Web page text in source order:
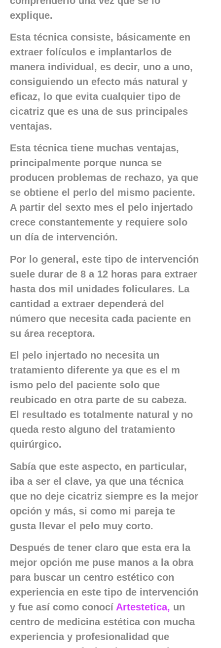
explique.
Esta técnica consiste, básicamente en
extraer folículos e implantarlos de
manera individual, es decir, uno a uno,
consiguiendo un efecto más natural y
eficaz, lo que evita cualquier tipo de
cicatriz que es una de sus principales
ventajas.
Esta técnica tiene muchas ventajas,
principalmente porque nunca se
producen problemas de rechazo, ya que
se obtiene el perlo del mismo paciente.
A partir del sexto mes el pelo injertado
crece constantemente y requiere solo
un día de intervención.
Por lo general, este tipo de intervención
suele durar de 8 a 12 horas para extraer
hasta dos mil unidades foliculares. La
cantidad a extraer dependerá del
número que necesita cada paciente en
su área receptora.
El pelo injertado no necesita un
tratamiento diferente ya que es el m
ismo pelo del paciente solo que
reubicado en otra parte de su cabeza.
El resultado es totalmente natural y no
queda resto alguno del tratamiento
quirúrgico.
Sabía que este aspecto, en particular,
iba a ser el clave, ya que una técnica
que no deje cicatriz siempre es la mejor
opción y más, si como mi pareja te
gusta llevar el pelo muy corto.
Después de tener claro que esta era la
mejor opción me puse manos a la obra
para buscar un centro estético con
experiencia en este tipo de intervención
y fue así como conocí Artestetica, un
centro de medicina estética con mucha
experiencia y profesionalidad que